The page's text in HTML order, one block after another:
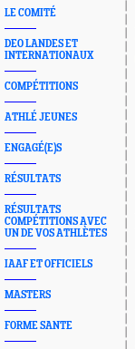
LE COMITÉ
DEO LANDES ET
INTERNATIONAUX
COMPÉTITIONS
ATHLÉ JEUNES
ENGAGÉ(E)S
RÉSULTATS
RÉSULTATS
COMPÉTITIONS AVEC
UN DE VOS ATHLÈTES
IAAF ET OFFICIELS
MASTERS
FORME SANTE